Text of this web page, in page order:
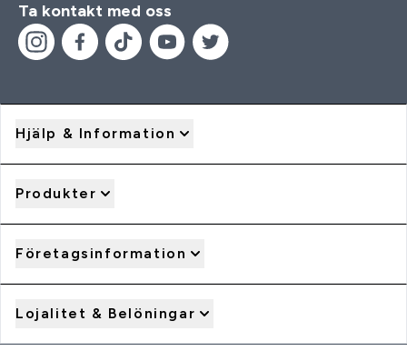
Ta kontakt med oss
Hjälp & Information
Produkter
Företagsinformation
Lojalitet & Belöningar